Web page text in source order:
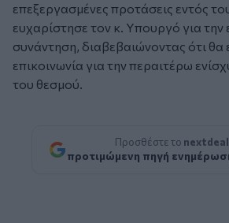
επεξεργασμένες προτάσεις εντός
ευχαρίστησε τον κ. Υπουργό για την
συνάντηση, διαβεβαιώνοντας ότι θα
επικοινωνία για την περαιτέρω
του θεσμού.
Προσθέστε το
προτιμώμενη πηγή